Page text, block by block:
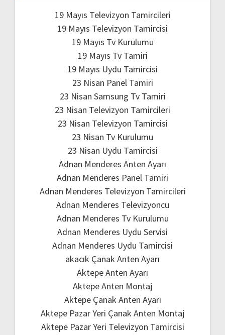
19 Mayıs Televizyon Tamircileri
19 Mayıs Televizyon Tamircisi
19 Mayıs Tv Kurulumu
19 Mayıs Tv Tamiri
19 Mayıs Uydu Tamircisi
23 Nisan Panel Tamiri
23 Nisan Samsung Tv Tamiri
23 Nisan Televizyon Tamircileri
23 Nisan Televizyon Tamircisi
23 Nisan Tv Kurulumu
23 Nisan Uydu Tamircisi
Adnan Menderes Anten Ayarı
Adnan Menderes Panel Tamiri
Adnan Menderes Televizyon Tamircileri
Adnan Menderes Televizyoncu
Adnan Menderes Tv Kurulumu
Adnan Menderes Uydu Servisi
Adnan Menderes Uydu Tamircisi
akacık Çanak Anten Ayarı
Aktepe Anten Ayarı
Aktepe Anten Montaj
Aktepe Çanak Anten Ayarı
Aktepe Pazar Yeri Çanak Anten Montaj
Aktepe Pazar Yeri Televizyon Tamircisi